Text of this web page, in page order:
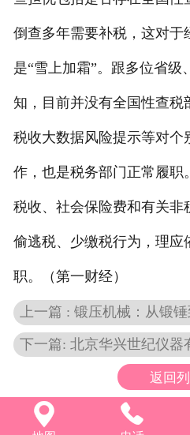
倒查多年需要补税，这对于
是“雪上加霜”。跟多位省级
知，目前并没有全国性查税
税收大数据风险提示等对个
作，也是税务部门正常履职
税收、社会保险费和有关非
偷逃税、少缴税行为，理应
职。（第一财经）
上一篇 : 锻压机械：从锻
下一篇: 北京华兴世纪仪器
返回
 